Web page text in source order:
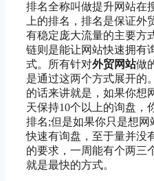
排名全称叫做提升网站在
上的排名，排名是保证外
有稳定庞大流量的主要方
链则是能让网站快速拥有
式。所有针对外贸网站做
是通过这两个方式展开的
的话来讲就是，如果你想
天保持10个以上的询盘，
排名;但是如果你只是想网
快速有询盘，至于量并没
的要求，一周能有个两三
就是最快的方式。